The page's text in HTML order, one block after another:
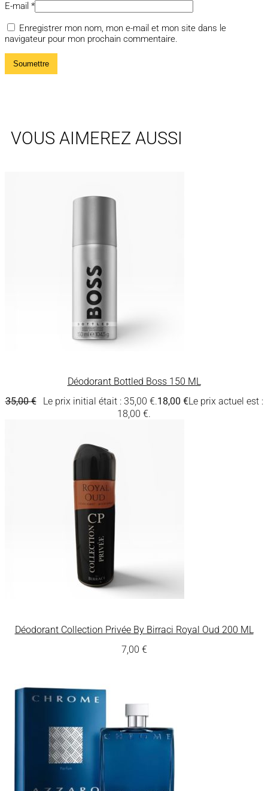
E-mail *
Enregistrer mon nom, mon e-mail et mon site dans le
navigateur pour mon prochain commentaire.
VOUS AIMEREZ AUSSI
Déodorant Bottled Boss 150 ML
35,00€ Le prix initial était : 35,00 €.18,00 €Le prix actuel est :
18,00 €.
Déodorant Collection Privée By Birraci Royal Oud 200 ML
7,00 €